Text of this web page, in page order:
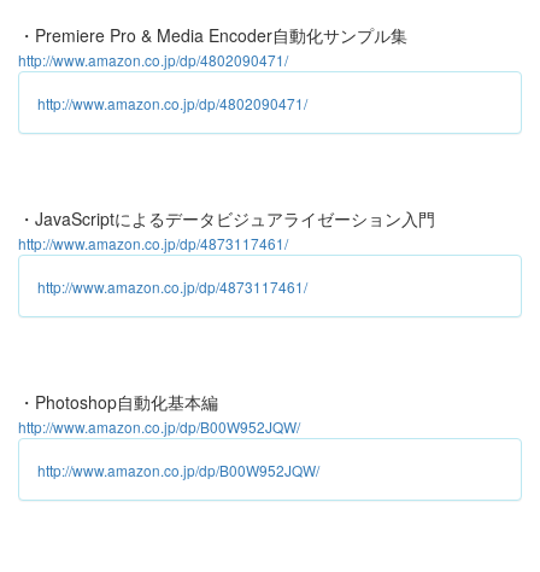
・Premiere Pro & Media Encoder自動化サンプル集
http://www.amazon.co.jp/dp/4802090471/
http://www.amazon.co.jp/dp/4802090471/
・JavaScriptによるデータビジュアライゼーション入門
http://www.amazon.co.jp/dp/4873117461/
http://www.amazon.co.jp/dp/4873117461/
・Photoshop自動化基本編
http://www.amazon.co.jp/dp/B00W952JQW/
http://www.amazon.co.jp/dp/B00W952JQW/